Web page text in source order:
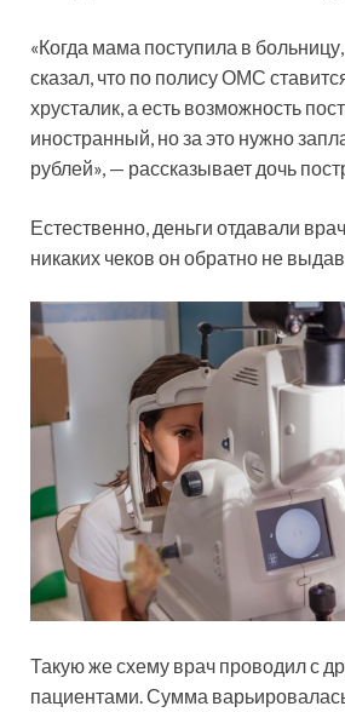
«Когда мама поступила в
сказал, что по полису ОМС
хрусталик, а есть возможность
иностранный, но за это нужно
рублей», — рассказывает дочь
Естественно, деньги отдавали
никаких чеков он обратно не
Такую же схему врач проводил с
пациентами. Сумма